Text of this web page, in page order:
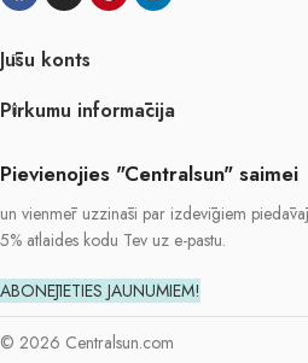
Jūsu konts
Pirkumu informācija
Pievienojies "Centralsun" saimei
un vienmēr uzzināsi par izdevīgiem
5% atlaides kodu Tev uz e-pastu.
ABONĒJIETIES JAUNUMIEM!
© 2026 Centralsun.com